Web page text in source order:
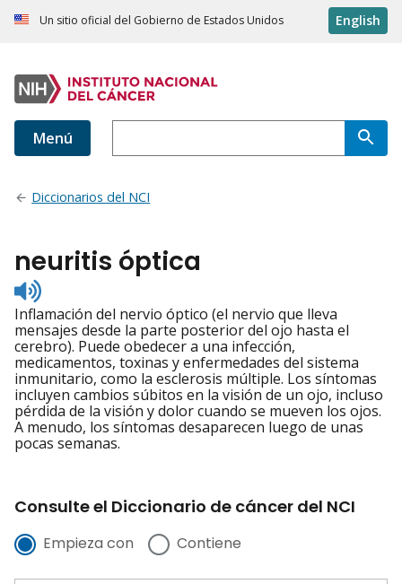
Un sitio oficial del Gobierno de Estados Unidos English
Menú
Diccionarios del NCI
neuritis óptica
Listen
to
pronunciation
Inflamación del nervio óptico (el nervio que lleva
mensajes desde la parte posterior del ojo hasta el
cerebro). Puede obedecer a una infección,
medicamentos, toxinas y enfermedades del sistema
inmunitario, como la esclerosis múltiple. Los síntomas
incluyen cambios súbitos en la visión de un ojo, incluso
pérdida de la visión y dolor cuando se mueven los ojos.
A menudo, los síntomas desaparecen luego de unas
pocas semanas.
Consulte el Diccionario de cáncer del NCI
Empieza con Contiene